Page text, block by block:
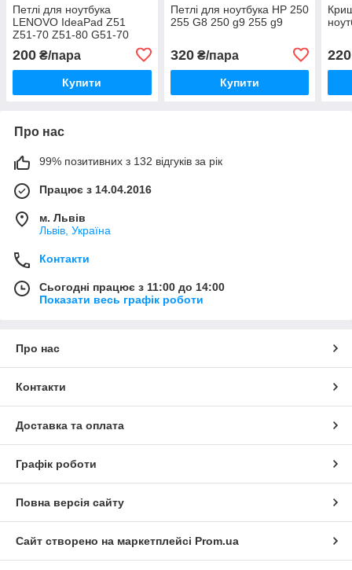
Петлі для ноутбука
LENOVO IdeaPad Z51
Z51-70 Z51-80 G51-70
200 ₴/пара
Купити
Петлі для ноутбука HP 250
255 G8 250 g9 255 g9
320₴/пара
Купити
220
Про нас
99% позитивних з 132 відгуків за рік
Працює з 14.04.2016
м. Львів
Львів, Україна
Контакти
Сьогодні працює з 11:00 до 14:00
Показати весь графік роботи
Про нас
Контакти
Доставка та оплата
Графік роботи
Повна версія сайту
Сайт створено на маркетплейсі Prom.ua